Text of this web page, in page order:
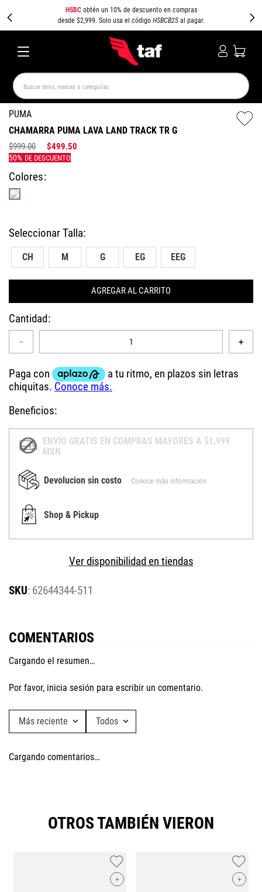
HSBCobtén un 10% de descuento en compras
desde $2,999. Solo usa el código HSBCB2Sal pagar.
Buscar tenis, marcas o categorías
PUMA
CHAMARRA PUMA LAVA LAND TRACK TR G
$999.00 $499.50
Colores
CH M G EG EEG
AGREGAR AL CARRITO
Cantidad
＋
－
Beneficios:
ENVÍO GRATIS EN COMPRAS MAYORES A $1,999
MXN
Devolucion sin costo Conoce más informacion
Shop & Pickup
Ver disponibilidad en tiendas
: 62644344-511
COMENTARIOS
Cargando el resumen…
Por favor, inicia sesión para escribir un comentario.
Más reciente Todos
Cargando comentarios…
OTROS TAMBIÉN VIERON
+ +
TÉRMINOS MÁS BUSCADOS
NEW BALANCE SAMBA AIR FORCE 1
SPEEDCAT JORDAN 1